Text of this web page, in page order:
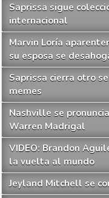
Saprissa sigue
internacional
Marvin Loría
su esposa se
Saprissa cierra otro
memes
Nashville se
Warren Madrigal
VIDEO: Brandon
la vuelta al mundo
Jeyland Mitchell se